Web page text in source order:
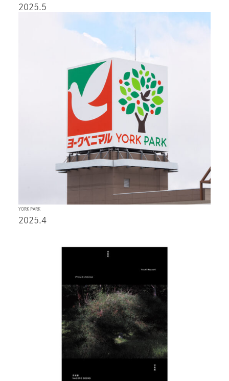
2025.5
YORK PARK
2025.4